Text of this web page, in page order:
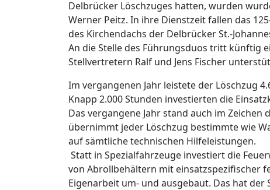
Delbrücker Löschzuges hatten, wurden
Werner Peitz. In ihre Dienstzeit fallen das
des Kirchendachs der Delbrücker St.-
An die Stelle des Führungsduos tritt künftig
Stellvertretern Ralf und Jens Fischer
Im vergangenen Jahr leistete der Löschzug
Knapp 2.000 Stunden investierten die
Das vergangene Jahr stand auch im
übernimmt jeder Löschzug bestimmte wie
auf sämtliche technischen Hilfeleistungen.
Statt in Spezialfahrzeuge investiert die
von Abrollbehältern mit einsatzspezifischer
Eigenarbeit um- und ausgebaut. Das hat